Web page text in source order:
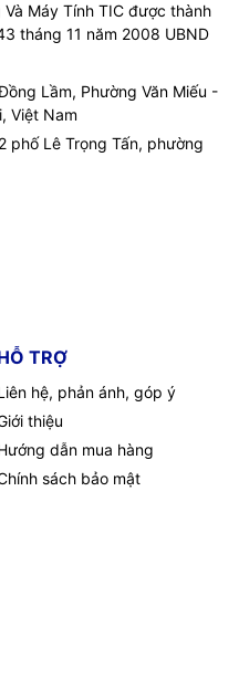
Máy Tính TIC được thành
tháng 11 năm 2008 UBND
Lầm, Phường Văn Miếu -
Việt Nam
phố Lê Trọng Tấn, phường
TRỢ
hệ, phản ánh, góp ý
thiệu
dẫn mua hàng
sách bảo mật